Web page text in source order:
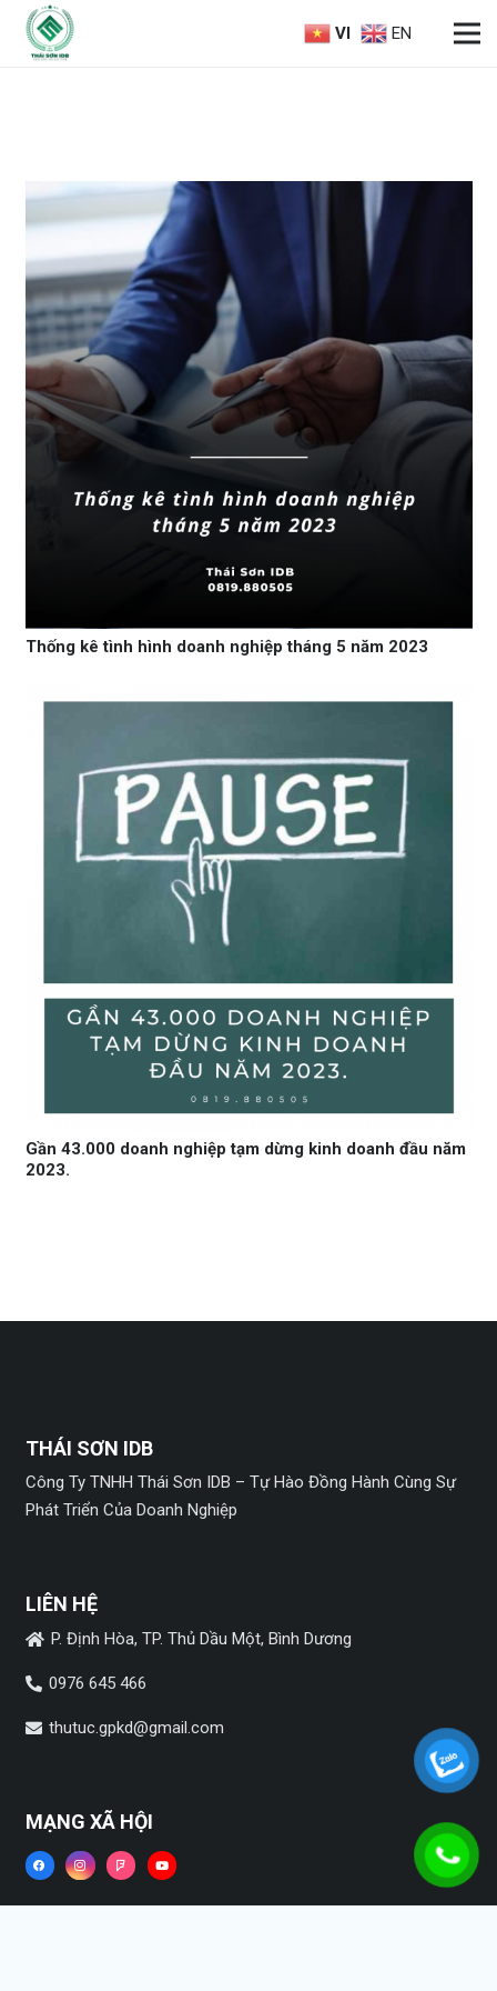
VI EN
Thống kê tình hình doanh nghiệp tháng 5 năm 2023
Gần 43.000 doanh nghiệp tạm dừng kinh doanh đầu năm
2023.
THÁI SƠN IDB
Công Ty TNHH Thái Sơn IDB – Tự Hào Đồng Hành Cùng Sự
Phát Triển Của Doanh Nghiệp
LIÊN HỆ
P. Định Hòa, TP. Thủ Dầu Một, Bình Dương
0976 645 466
thutuc.gpkd@gmail.com
MẠNG XÃ HỘI